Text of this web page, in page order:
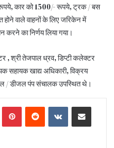
कार को 1500/- रूपये, ट्रक / बस
वाले वाहनों के लिए जरिकेन में
का निर्णय लिया गया।
, श्री तेजपाल ध्रव, डिप्टी कलेक्टर
सहायक खाद्य अधिकारी, विक्रय
/ डीजल पंप संचालक उपस्थित थे।
VKontakte